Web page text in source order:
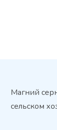
Магний
сельском